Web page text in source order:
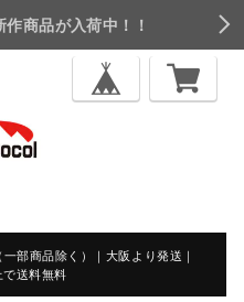
商品が入荷中！！
部商品除く）｜大阪より発送｜
で送料無料